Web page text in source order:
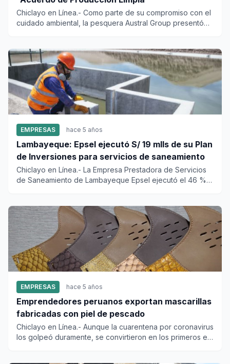
Chiclayo en Línea.- Como parte de su compromiso con el
cuidado ambiental, la pesquera Austral Group presentó
EMPRESAS hace 5 años
Lambayeque: Epsel ejecutó S/ 19 mlls de su Plan
de Inversiones para servicios de saneamiento
Chiclayo en Línea.- La Empresa Prestadora de Servicios
de Saneamiento de Lambayeque Epsel ejecutó el 46 %
EMPRESAS hace 5 años
Emprendedores peruanos exportan mascarillas
fabricadas con piel de pescado
Chiclayo en Línea.- Aunque la cuarentena por coronavirus
los golpeó duramente, se convirtieron en los primeros en